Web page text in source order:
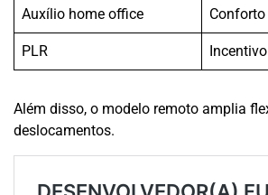
Auxílio home office
PLR
Além disso, o modelo remoto amplia
deslocamentos.